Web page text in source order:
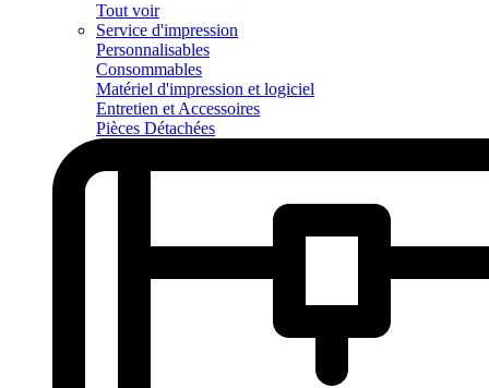
Tout voir
Service d'impression
Personnalisables
Consommables
Matériel d'impression et logiciel
Entretien et Accessoires
Pièces Détachées